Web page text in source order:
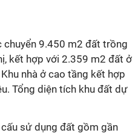
chuyển 9.450 m2 đất trồng
kết hợp với 2.359 m2 đất ở
nhà ở cao tầng kết hợp
Tổng diện tích khu đất dự
sử dụng đất gồm gần